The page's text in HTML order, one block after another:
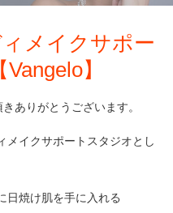
メイクサポー
】
ありがとうございます。
メイクサポートスタジオとし
日焼け肌を手に入れる